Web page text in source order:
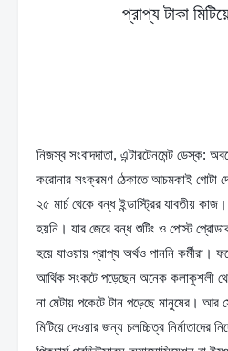
প্রাপ্য টাকা
নিজস্ব সংবাদদাতা, এন্টারটেনমেন্ট ডেস্ক:
করোনার সংক্রমণ ঠেকাতে আচমকাই গোটা
২৫ মার্চ থেকে বন্ধ ইন্ডাস্ট্রির যাবতীয়
হয়নি। যার জেরে বন্ধ শুটিং ও পোস্ট
হয়ে যাওয়ায় প্রাপ্য অর্থও পাননি কর্মীরা।
আর্থিক সংকটে পড়েছেন অনেক কলাকুশলী
না মেটায় পকেটে টান পড়েছে মানুষের। আর
মিটিয়ে দেওয়ার জন্য চলচ্চিত্র নির্মাতাদের